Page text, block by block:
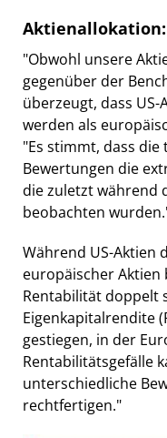
Aktienallokation:
"Obwohl unsere
gegenüber der
überzeugt, dass
werden als
"Es stimmt, dass
Bewertungen die
die zuletzt während
beobachten
Während US-Aktien
europäischer
Rentabilität doppelt
Eigenkapitalrendite
gestiegen, in der
Rentabilitätsgefälle
unterschiedliche
rechtfertigen."